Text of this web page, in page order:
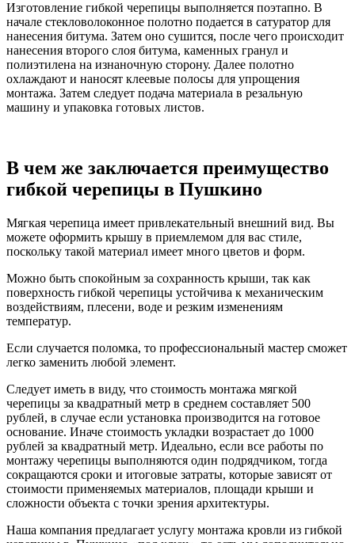
Изготовление гибкой черепицы выполняется поэтапно. В
начале стекловолоконное полотно подается в сатуратор для
нанесения битума. Затем оно сушится, после чего происходит
нанесения второго слоя битума, каменных гранул и
полиэтилена на изнаночную сторону. Далее полотно
охлаждают и наносят клеевые полосы для упрощения
монтажа. Затем следует подача материала в резальную
машину и упаковка готовых листов.
В чем же заключается преимущество
гибкой черепицы в Пушкино
Мягкая черепица имеет привлекательный внешний вид. Вы
можете оформить крышу в приемлемом для вас стиле,
поскольку такой материал имеет много цветов и форм.
Можно быть спокойным за сохранность крыши, так как
поверхность гибкой черепицы устойчива к механическим
воздействиям, плесени, воде и резким изменениям
температур.
Если случается поломка, то профессиональный мастер сможет
легко заменить любой элемент.
Следует иметь в виду, что стоимость монтажа мягкой
черепицы за квадратный метр в среднем составляет 500
рублей, в случае если установка производится на готовое
основание. Иначе стоимость укладки возрастает до 1000
рублей за квадратный метр. Идеально, если все работы по
монтажу черепицы выполняются один подрядчиком, тогда
сокращаются сроки и итоговые затраты, которые зависят от
стоимости применяемых материалов, площади крыши и
сложности объекта с точки зрения архитектуры.
Наша компания предлагает услугу монтажа кровли из гибкой